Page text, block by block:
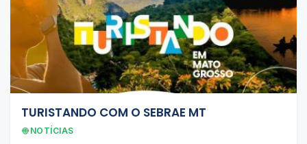
TURISTANDO COM O SEBRAE MT
NOTÍCIAS